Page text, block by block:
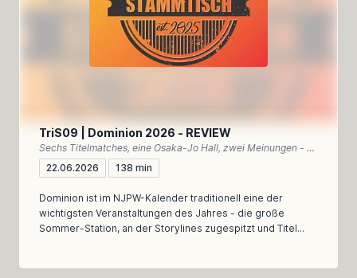
TriS09 | Dominion 2026 - REVIEW
Sechs Titelmatches, eine Osaka-Jo Hall, zwei Meinungen - unser Rückblick auf Dominion 2026
22.06.2026
138 min
Dominion ist im NJPW-Kalender traditionell eine der
wichtigsten Veranstaltungen des Jahres - die große
Sommer-Station, an der Storylines zugespitzt und Titel...